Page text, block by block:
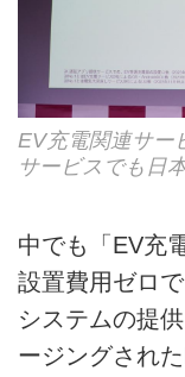
EV充電関連サー
サービスでも日
中でも「EV充
設置費用ゼロ
システムの提
ージングされ